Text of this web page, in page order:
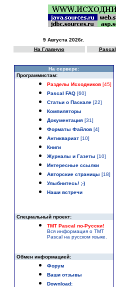
9 Августа 2026г.
На Главную
Pascal
Hа сервере:
Программистам:
Разделы Исходников[45]
Pascal FAQ[60]
Статьи о Паскале[22]
Компиляторы
Документация[31]
Форматы Файлов[4]
Антиквариат[10]
Книги
Журналы и Газеты [10]
Интересные ссылки
Авторские страницы [18]
Улыбнитесь! ;-)
Наши встречи
Специальный проект:
TMT Pascal по-Русски!
Вся информация о TMT
Pascal на русском языке.
Обмен информацией:
Форум
Ваши отзывы
Download: